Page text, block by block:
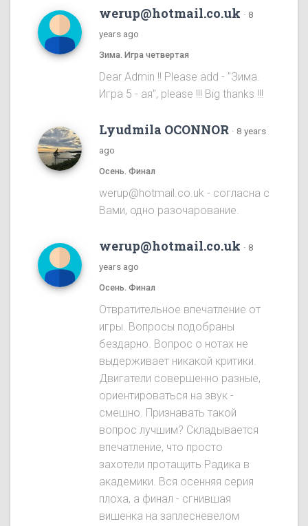
werup@hotmail.co.uk · 8
years ago
Зима. Игра четвертая
Dear Admin !! Please add - "Зима.
Игра 5 - ая", please !!! Big thanks !!!
Lyudmila OCONNOR · 8 years
ago
Осень. Финал
werup@hotmail.co.uk - согласна с
Вами, одно разочарование.
werup@hotmail.co.uk · 8
years ago
Осень. Финал
Отвратительное впечатление от
игры. Вопросы подобраны
бездарно. Вопрос о нотах не
выдерживает никакой критики.
Двигатели совершенно разные,
ориентироваться на звук -
смешно. Признавать такой
вопрос лучшим? Складывается
впечатление, что просто
захотели протащить Радика в
академики. Вся осенняя серия
плоха, а финал - сгнившая
вишенка на заплесневелом